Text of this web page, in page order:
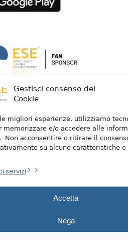
Gestisci consenso dei
Cookie
migliori esperienze, utilizziamo
memorizzare e/o accedere alle
Non acconsentire o ritirare il
su alcune caratteristiche e
servizi
Accetta
Nega
Deutsch Português